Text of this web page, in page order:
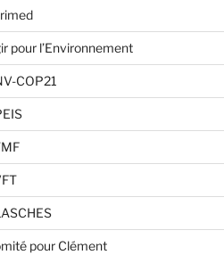
pour l’Environnement
COP21
pour Clément